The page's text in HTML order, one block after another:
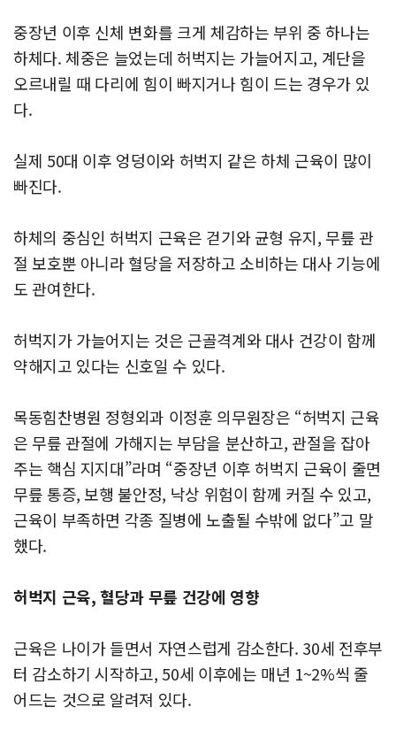
중장년 이후 신체 변화를 크게 체감하는 부위 중 하나는
하체다. 체중은 늘었는데 허벅지는 가늘어지고, 계단을
오르내릴 때 다리에 힘이 빠지거나 힘이 드는 경우가 있
다.
실제 50대 이후 엉덩이와 허벅지 같은 하체 근육이 많이
빠진다.
하체의 중심인 허벅지 근육은 걷기와 균형 유지, 무릎 관
절 보호뿐 아니라 혈당을 저장하고 소비하는 대사 기능에
도 관여한다.
허벅지가 가늘어지는 것은 근골격계와 대사 건강이 함께
약해지고 있다는 신호일 수 있다.
목동힘찬병원 정형외과 이정훈 의무원장은 “허벅지 근육
은 무릎 관절에 가해지는 부담을 분산하고, 관절을 잡아
주는 핵심 지지대”라며 “중장년 이후 허벅지 근육이 줄면
무릎 통증, 보행 불안정, 낙상 위험이 함께 커질 수 있고,
근육이 부족하면 각종 질병에 노출될 수밖에 없다”고 말
했다.
허벅지 근육, 혈당과 무릎 건강에 영향
근육은 나이가 들면서 자연스럽게 감소한다. 30세 전후부
터 감소하기 시작하고, 50세 이후에는 매년 1~2%씩 줄
어드는 것으로 알려져 있다.